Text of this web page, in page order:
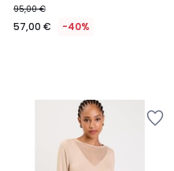
95,00 €
57,00 € -40%